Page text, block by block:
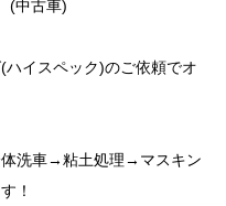
(中古車)
イスペック)のご依頼でオ
洗車→粘土処理→マスキン
！